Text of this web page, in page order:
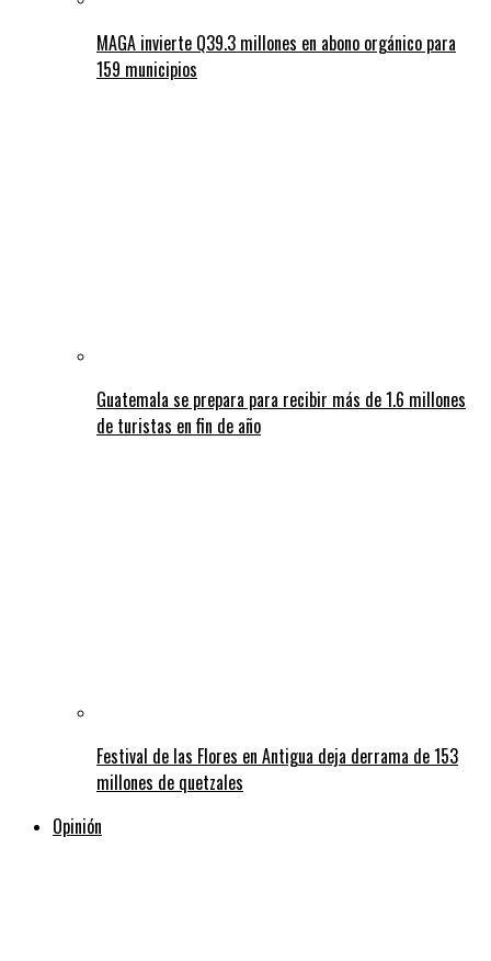
MAGA invierte Q39.3 millones en abono orgánico para
159 municipios
Guatemala se prepara para recibir más de 1.6 millones
de turistas en fin de año
Festival de las Flores en Antigua deja derrama de 153
millones de quetzales
Opinión